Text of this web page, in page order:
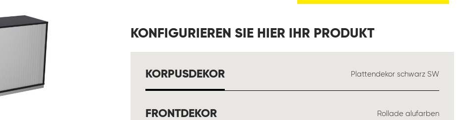
KONFIGURIEREN SIE HIER IHR PRODUKT
KORPUSDEKORAUSWÄHLEN Plattendekor schwarz SW
FRONTDEKORAUSWÄHLEN Rollade alufarben